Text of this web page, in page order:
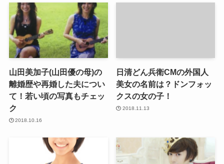
山田美加子(山田優の母)の
離婚歴や再婚した夫につい
て！若い頃の写真もチェッ
ク
2018.10.16
日清どん兵衛CMの外国人
美女の名前は？ドンフォッ
クスの女の子！
2018.11.13